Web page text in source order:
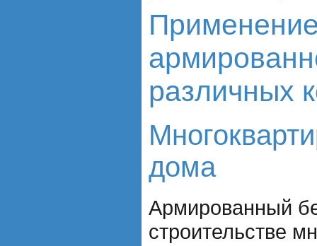
различных
дома
Армированный
строительстве